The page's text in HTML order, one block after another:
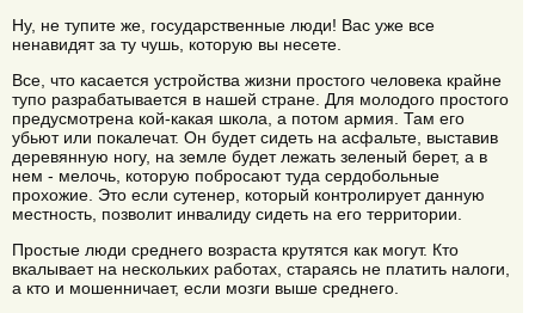
Ну, не тупите же, государственные люди! Вас уже все
ненавидят за ту чушь, которую вы несете.
Все, что касается устройства жизни простого человека крайне
тупо разрабатывается в нашей стране. Для молодого простого
предусмотрена кой-какая школа, а потом армия. Там его
убьют или покалечат. Он будет сидеть на асфальте, выставив
деревянную ногу, на земле будет лежать зеленый берет, а в
нем - мелочь, которую побросают туда сердобольные
прохожие. Это если сутенер, который контролирует данную
местность, позволит инвалиду сидеть на его территории.
Простые люди среднего возраста крутятся как могут. Кто
вкалывает на нескольких работах, стараясь не платить налоги,
а кто и мошенничает, если мозги выше среднего.